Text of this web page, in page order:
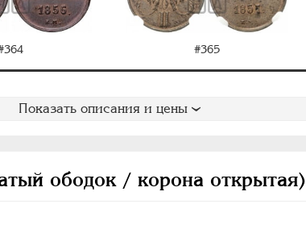
#365
Показать описания и цены
ободок / корона открытая)